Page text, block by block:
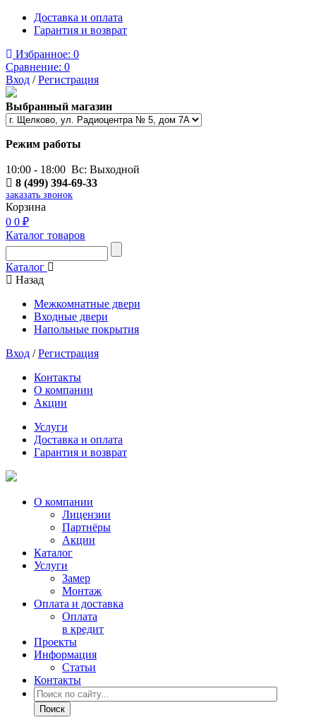
Доставка и оплата
Гарантия и возврат
Избранное: 0
Сравнение: 0
Вход /Регистрация
Выбранный магазин
Режим работы
10:00 - 18:00 Вс: Выходной
8 (499) 394-69-33
заказать звонок
Корзина
0 0 ₽
Каталог товаров
Каталог
Назад
Межкомнатные двери
Входные двери
Напольные покрытия
Вход /Регистрация
Контакты
О компании
Акции
Услуги
Доставка и оплата
Гарантия и возврат
О компании
Лицензии
Партнёры
Акции
Каталог
Услуги
Замер
Монтаж
Оплата и доставка
Оплата
в кредит
Проекты
Информация
Статьи
Контакты